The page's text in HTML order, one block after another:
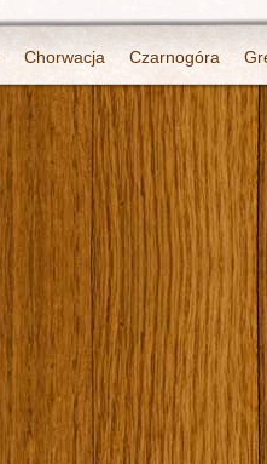
Chorwacja Czarnogóra